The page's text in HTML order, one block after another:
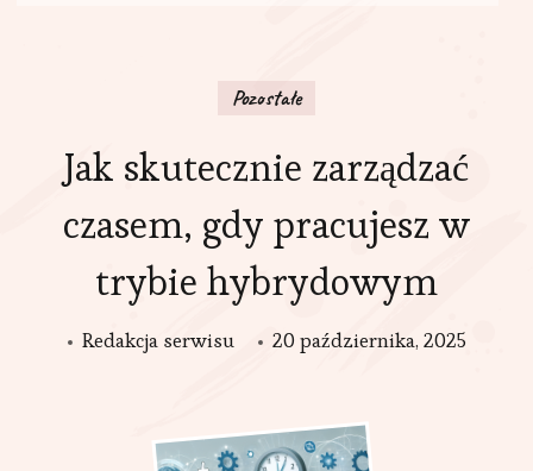
Pozostałe
Jak skutecznie zarządzać
czasem, gdy pracujesz w
trybie hybrydowym
Redakcja serwisu 20 października, 2025